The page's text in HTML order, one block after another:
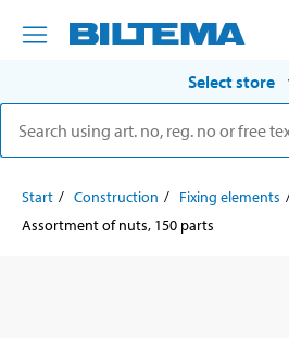
Select store
Start Construction Fixing elements
Assortment of nuts, 150 parts